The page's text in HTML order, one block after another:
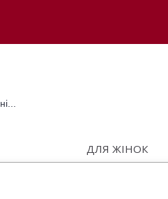
ДЛЯ ЖІНОК